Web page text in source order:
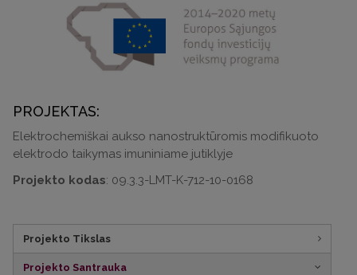
PROJEKTAS:
Elektrochemiškai aukso nanostruktūromis modifikuoto
elektrodo taikymas imuniniame jutiklyje
Projekto kodas: 09.3.3-LMT-K-712-10-0168
Projekto Tikslas
Projekto Santrauka